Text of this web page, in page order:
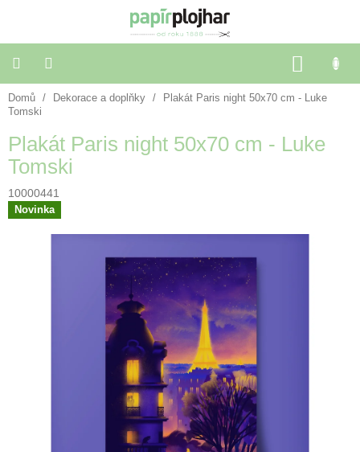
KOŠÍK
Balení
dárků
Dekorace
a
doplňky
Škola
Domů / Dekorace a doplňky /
Plakát Paris night 50x70 cm - Luke
Tomski
Plakát Paris night 50x70 cm - Luke
Tomski
10000441
Novinka